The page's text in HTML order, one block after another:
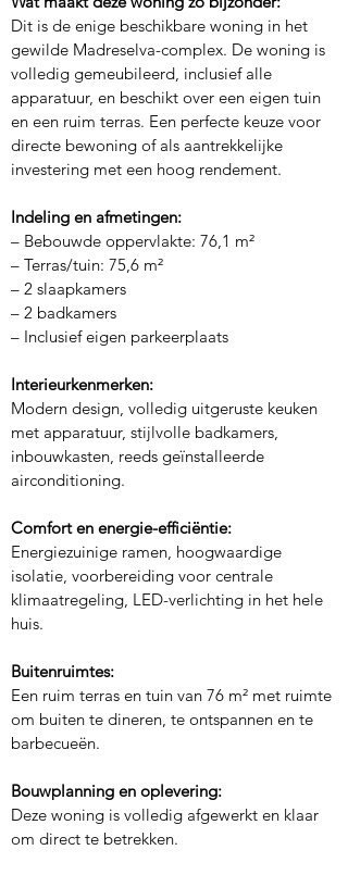
Dit is de enige beschikbare woning in het
gewilde Madreselva-complex. De woning is
volledig gemeubileerd, inclusief alle
apparatuur, en beschikt over een eigen tuin
en een ruim terras. Een perfecte keuze voor
directe bewoning of als aantrekkelijke
investering met een hoog rendement.
Indeling en afmetingen:
– Bebouwde oppervlakte: 76,1 m²
– Terras/tuin: 75,6 m²
– 2 slaapkamers
– 2 badkamers
– Inclusief eigen parkeerplaats
Interieurkenmerken:
Modern design, volledig uitgeruste keuken
met apparatuur, stijlvolle badkamers,
inbouwkasten, reeds geïnstalleerde
airconditioning.
Comfort en energie-efficiëntie:
Energiezuinige ramen, hoogwaardige
isolatie, voorbereiding voor centrale
klimaatregeling, LED-verlichting in het hele
huis.
Buitenruimtes:
Een ruim terras en tuin van 76 m² met ruimte
om buiten te dineren, te ontspannen en te
barbecueën.
Bouwplanning en oplevering:
Deze woning is volledig afgewerkt en klaar
om direct te betrekken.